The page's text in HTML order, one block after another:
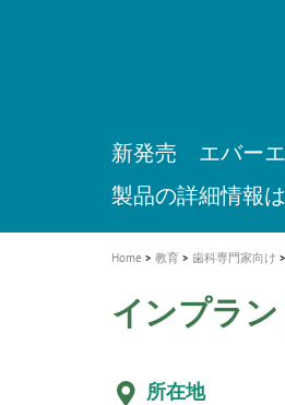
t
i
o
n
A healthy smile
quality of life
新発売 エバー
製品の詳細情報
「セラスマート
開
「イニシャル
ロジーブック」
歯を内部まで白
医療ホワイトニ
新製品 イオム
専用サイトはこ
新製品バキュク
製品の詳細情報
インプラント
ショートインプラ
GCグループ企業
Home 教育 歯科専門家向け
インプラ
所在地